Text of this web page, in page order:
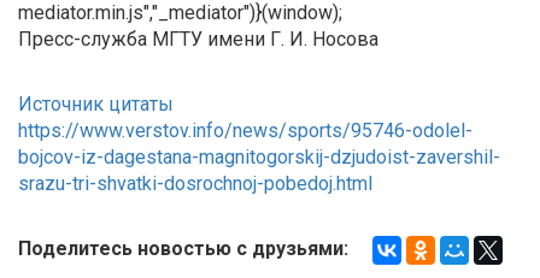
mediator.min.js","_mediator")}(window);
Пресс-служба МГТУ имени Г. И. Носова
Источник цитаты
https://www.verstov.info/news/sports/95746-odolel-
bojcov-iz-dagestana-magnitogorskij-dzjudoist-zavershil-
srazu-tri-shvatki-dosrochnoj-pobedoj.html
Поделитесь новостью с друзьями: